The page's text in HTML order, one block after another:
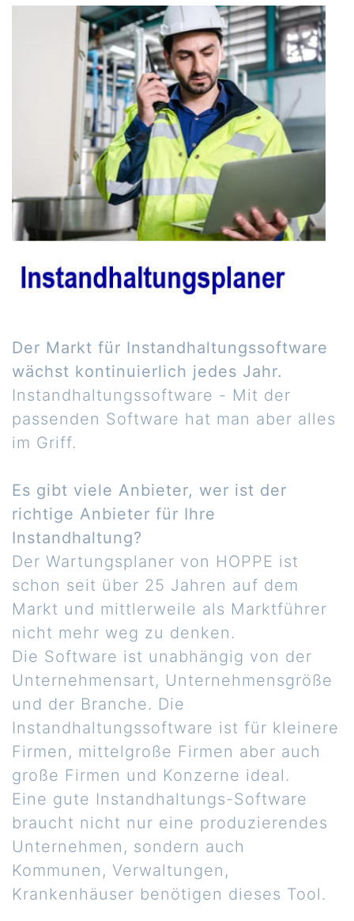
Der Markt für Instandhaltungssoftware
wächst kontinuierlich jedes Jahr.
Instandhaltungssoftware - Mit der
passenden Software hat man aber alles
im Griff.
Es gibt viele Anbieter, wer ist der
richtige Anbieter für Ihre
Instandhaltung?
Der Wartungsplaner von HOPPE ist
schon seit über 25 Jahren auf dem
Markt und mittlerweile als Marktführer
nicht mehr weg zu denken.
Die Software ist unabhängig von der
Unternehmensart, Unternehmensgröße
und der Branche. Die
Instandhaltungssoftware ist für kleinere
Firmen, mittelgroße Firmen aber auch
große Firmen und Konzerne ideal.
Eine gute Instandhaltungs-Software
braucht nicht nur eine produzierendes
Unternehmen, sondern auch
Kommunen, Verwaltungen,
Krankenhäuser benötigen dieses Tool.